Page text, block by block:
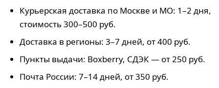
Курьерская доставка по Москве и МО: 1–2 дня,
стоимость 300–500 руб.
Доставка в регионы: 3–7 дней, от 400 руб.
Пункты выдачи: Boxberry, СДЭК — от 250 руб.
Почта России: 7–14 дней, от 350 руб.